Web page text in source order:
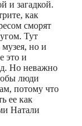
и загадкой.
как
сморят
Тут
музея, но и
это и
Но неважно
люди
потому что
ее как
Натали